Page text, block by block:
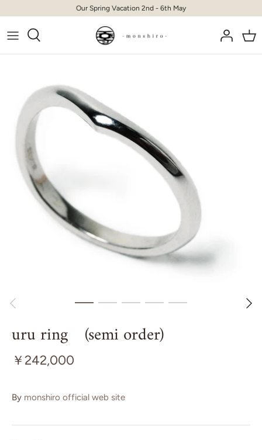
content
Our Spring Vacation 2nd - 6th May
uru ring (semi order)
￥242,000
By monshiro official web site